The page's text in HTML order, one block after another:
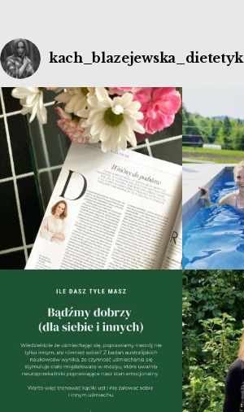
kach_blazejewska_dietetyk